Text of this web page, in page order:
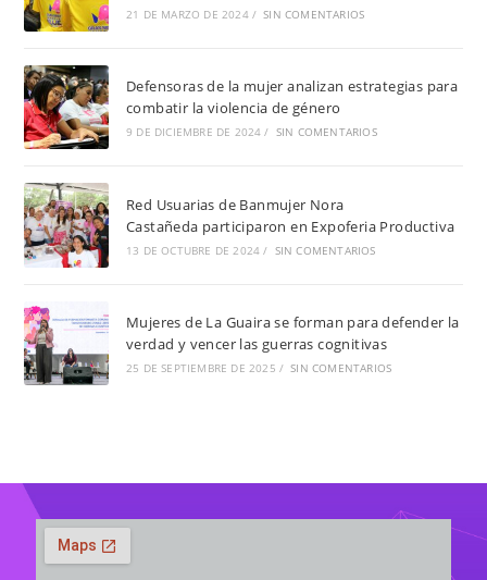
21 DE MARZO DE 2024 / SIN COMENTARIOS
Defensoras de la mujer analizan estrategias para
combatir la violencia de género
9 DE DICIEMBRE DE 2024 / SIN COMENTARIOS
Red Usuarias de Banmujer Nora
Castañeda participaron en Expoferia Productiva
13 DE OCTUBRE DE 2024 / SIN COMENTARIOS
Mujeres de La Guaira se forman para defender la
verdad y vencer las guerras cognitivas
25 DE SEPTIEMBRE DE 2025 / SIN COMENTARIOS